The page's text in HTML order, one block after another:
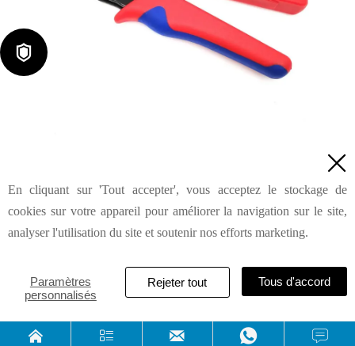
Demande de renseignements
HAILIN INDUSTRIAL & DEVELOPMENT (SHANGHAI) CO.,
LTD
    

En cliquant sur 'Tout accepter', vous acceptez le stockage de
cookies sur votre appareil pour améliorer la navigation sur le site,
analyser l'utilisation du site et soutenir nos efforts marketing.
Paramètres
personnalisés
Rejeter tout Tous d'accord
